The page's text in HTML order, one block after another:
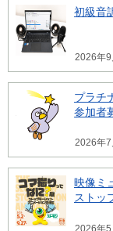
初級音
2026年9
プラチ
参加者
2026年7
映像ミ
ストッ
2026年5